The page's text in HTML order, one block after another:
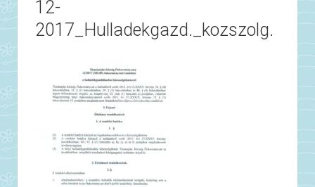
12-
2017_Hulladekgazd._kozszolg.